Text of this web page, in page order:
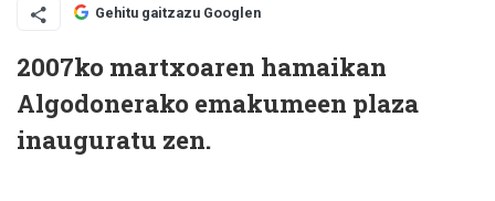
Gehitu gaitzazu Googlen
2007ko martxoaren hamaikan
Algodonerako emakumeen plaza
inauguratu zen.